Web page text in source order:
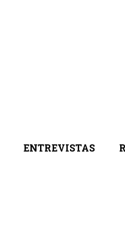
ENTREVISTAS